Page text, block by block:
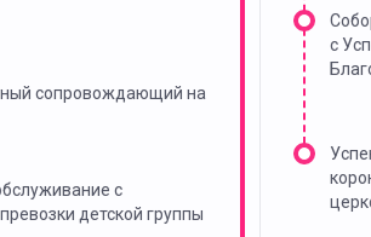
сопровождающий на
с
детской группы
с